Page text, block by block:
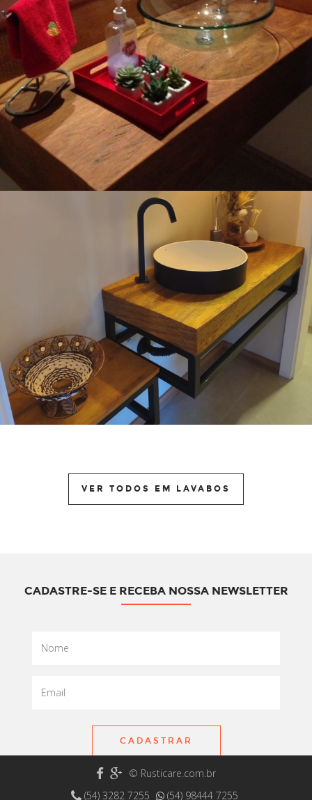
VER TODOS EM LAVABOS
CADASTRE-SE E RECEBA NOSSA NEWSLETTER
CADASTRAR
© Rusticare.com.br
(54) 3282 7255
(54) 98444 7255